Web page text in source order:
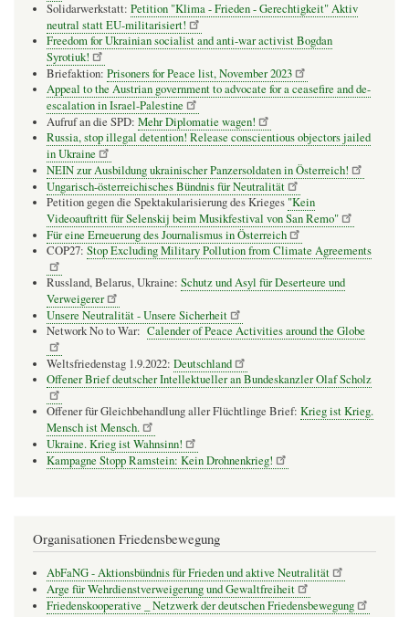
Solidarwerkstatt: Petition "Klima - Frieden - Gerechtigkeit" Aktiv
neutral statt EU-militarisiert!
Freedom for Ukrainian socialist and anti-war activist Bogdan
Syrotiuk!
Briefaktion: Prisoners for Peace list, November 2023
Appeal to the Austrian government to advocate for a ceasefire and de-
escalation in Israel-Palestine
Aufruf an die SPD: Mehr Diplomatie wagen!
Russia, stop illegal detention! Release conscientious objectors jailed
in Ukraine
NEIN zur Ausbildung ukrainischer Panzersoldaten in Österreich!
Ungarisch-österreichisches Bündnis für Neutralität
Petition gegen die Spektakularisierung des Krieges "Kein
Videoauftritt für Selenskij beim Musikfestival von San Remo"
Für eine Erneuerung des Journalismus in Österreich
COP27: Stop Excluding Military Pollution from Climate Agreements
Russland, Belarus, Ukraine: Schutz und Asyl für Deserteure und
Verweigerer
Unsere Neutralität - Unsere Sicherheit
Network No to War: Calender of Peace Activities around the Globe
Weltsfriedenstag 1.9.2022: Deutschland
Offener Brief deutscher Intellektueller an Bundeskanzler Olaf Scholz
Offener für Gleichbehandlung aller Flüchtlinge Brief: Krieg ist Krieg.
Mensch ist Mensch.
Ukraine. Krieg ist Wahnsinn!
Kampagne Stopp Ramstein: Kein Drohnenkrieg!
Organisationen Friedensbewegung
AbFaNG - Aktionsbündnis für Frieden und aktive Neutralität
Arge für Wehrdienstverweigerung und Gewaltfreiheit
Friedenskooperative _ Netzwerk der deutschen Friedensbewegung